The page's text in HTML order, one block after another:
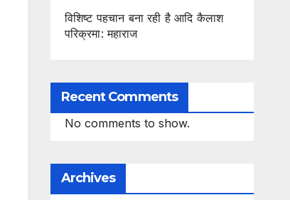
विशिष्ट पहचान बना रही है आदि कैलाश
परिक्रमा: महाराज
Recent Comments
No comments to show.
Archives